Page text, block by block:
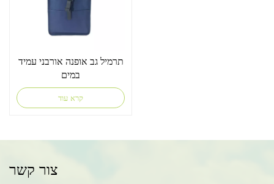
תרמיל גב אופנה אורבני עמיד
במים
קרא עוד
צור קשר